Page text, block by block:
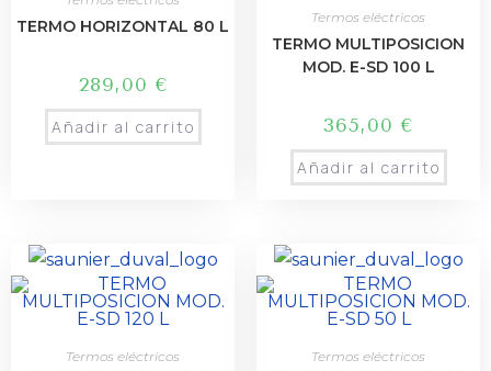
TERMO HORIZONTAL 80 L
289,00 €
Añadir al carrito
Termos eléctricos
TERMO MULTIPOSICION
MOD. E-SD 100 L
365,00 €
Añadir al carrito
Termos eléctricos Termos eléctricos